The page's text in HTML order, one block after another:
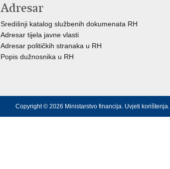
Adresar
Središnji katalog službenih dokumenata RH
Adresar tijela javne vlasti
Adresar političkih stranaka u RH
Popis dužnosnika u RH
Copyright © 2026 Ministarstvo financija. Uvjeti korištenja.